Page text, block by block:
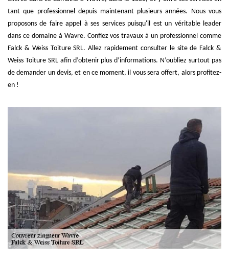
tant que professionnel depuis maintenant plusieurs années. Nous vous
proposons de faire appel à ses services puisqu'il est un véritable leader
dans ce domaine à Wavre. Confiez vos travaux à un professionnel comme
Falck & Weiss Toiture SRL. Allez rapidement consulter le site de Falck &
Weiss Toiture SRL afin d’obtenir plus d’informations. N’oubliez surtout pas
de demander un devis, et en ce moment, il vous sera offert, alors profitez-
en !